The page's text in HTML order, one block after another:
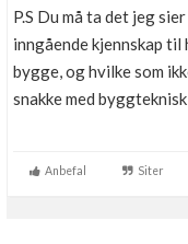
P.S Du må ta det jeg
inngående kjennskap
bygge, og hvilke som
snakke med
Anbefal Siter